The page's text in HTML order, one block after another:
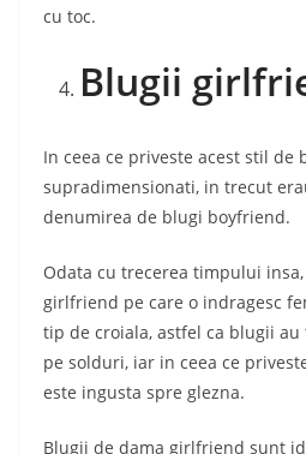
cu toc.
Blugii
In ceea ce priveste acest stil de
supradimensionati, in trecut
denumirea de blugi boyfriend.
Odata cu trecerea timpului
girlfriend pe care o indragesc
tip de croiala, astfel ca blugii
pe solduri, iar in ceea ce
este ingusta spre glezna.
Blugii de dama girlfriend sunt